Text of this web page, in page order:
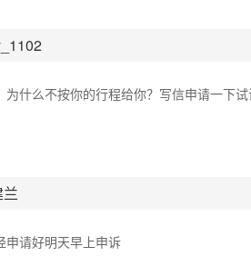
为什么不按你的行程给你？写信申请一下
申请好明天早上申诉